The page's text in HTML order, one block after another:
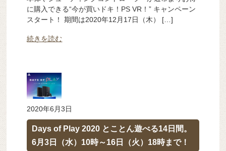
に購入できる“今が買いドキ！PS VR！” キャンペーン
スタート！ 期間は2020年12月17日（木） […]
続きを読む
2020年6月3日
Days of Play 2020 とことん遊べる14日間。
6月3日（水）10時～16日（火）18時まで！